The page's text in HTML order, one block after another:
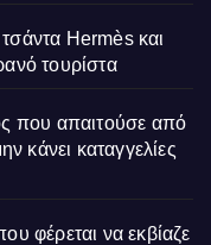
Hermès και
τουρίστα
που απαιτούσε από
κάνει καταγγελίες
φέρεται να εκβίαζε